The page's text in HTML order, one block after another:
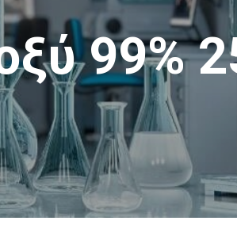
99%